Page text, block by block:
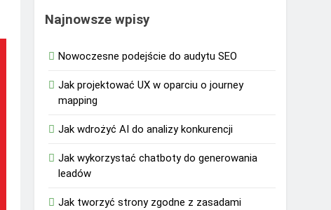
Najnowsze wpisy
Nowoczesne podejście do audytu SEO
Jak projektować UX w oparciu o journey
mapping
Jak wdrożyć AI do analizy konkurencji
Jak wykorzystać chatboty do generowania
leadów
Jak tworzyć strony zgodne z zasadami